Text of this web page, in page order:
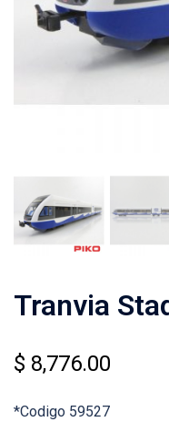
Tranvia
$ 8,776.00
*Codigo 59527